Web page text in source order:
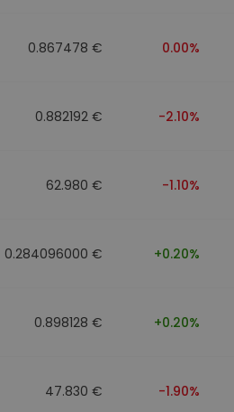
0.867478 € 0.00%
0.882192 € -2.10%
62.980 € -1.10%
0.284096000 € +0.20%
0.898128 € +0.20%
47.830 € -1.90%